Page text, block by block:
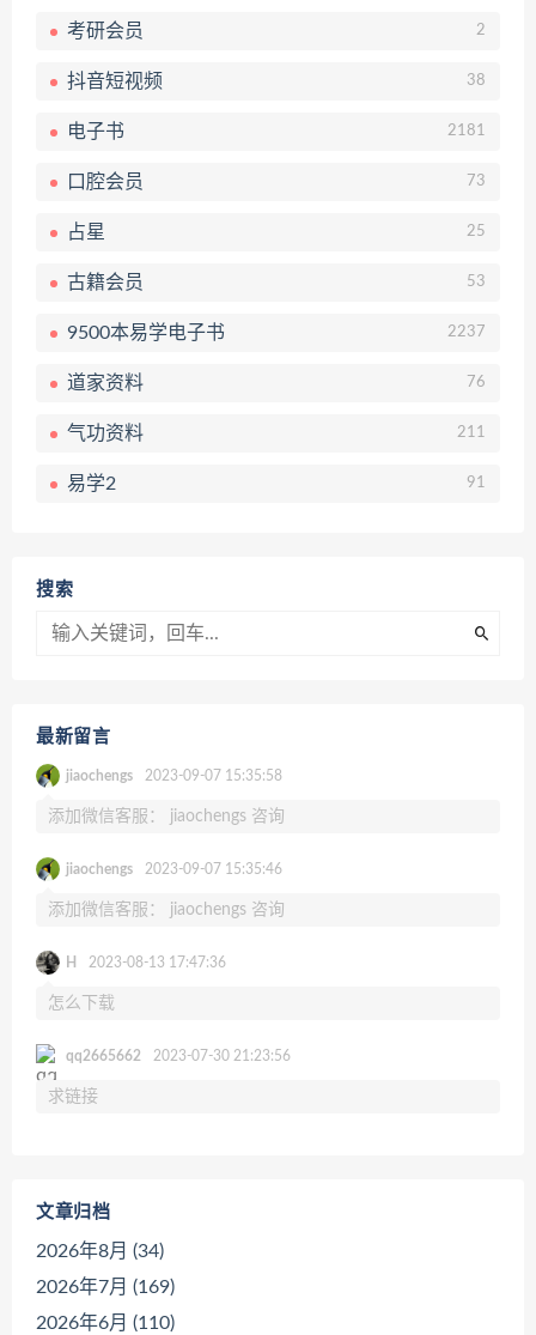
考研会员 2
抖音短视频 38
电子书 2181
口腔会员 73
占星 25
古籍会员 53
9500本易学电子书 2237
道家资料 76
气功资料 211
易学2 91
搜索
最新留言
jiaochengs 2023-09-07 15:35:58
添加微信客服： jiaochengs 咨询
jiaochengs 2023-09-07 15:35:46
添加微信客服： jiaochengs 咨询
H 2023-08-13 17:47:36
怎么下载
qq2665662 2023-07-30 21:23:56
求链接
文章归档
2026年8月 (34)
2026年7月 (169)
2026年6月 (110)